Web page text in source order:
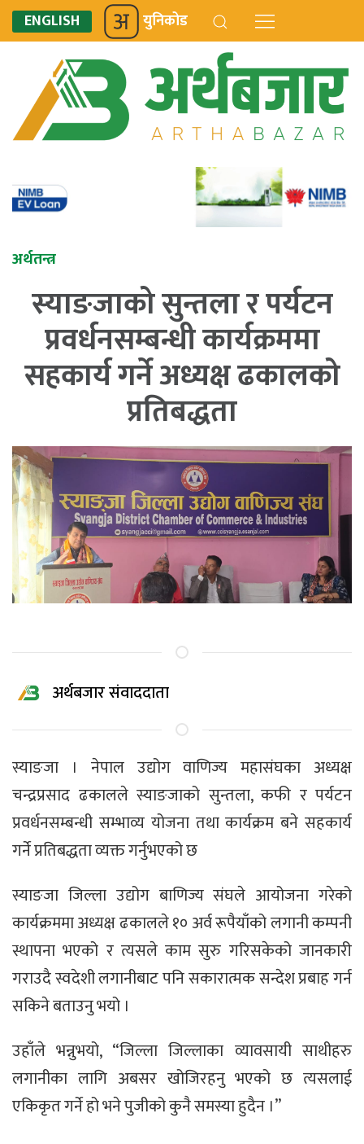
ENGLISH युनिकोड
अर्थतन्त्र
स्याङजाको सुन्तला र पर्यटन
प्रवर्धनसम्बन्धी कार्यक्रममा
सहकार्य गर्ने अध्यक्ष ढकालको
प्रतिबद्धता
अर्थबजार संवाददाता
स्याङजा । नेपाल उद्योग वाणिज्य महासंघका अध्यक्ष
चन्द्रप्रसाद ढकालले स्याङजाको सुन्तला, कफी र पर्यटन
प्रवर्धनसम्बन्धी सम्भाव्य योजना तथा कार्यक्रम बने सहकार्य
गर्ने प्रतिबद्धता व्यक्त गर्नुभएको छ
स्याङजा जिल्ला उद्योग बाणिज्य संघले आयोजना गरेको
कार्यक्रममा अध्यक्ष ढकालले १० अर्व रूपैयाँको लगानी कम्पनी
स्थापना भएको र त्यसले काम सुरु गरिसकेको जानकारी
गराउदै स्वदेशी लगानीबाट पनि सकारात्मक सन्देश प्रबाह गर्न
सकिने बताउनु भयो ।
उहाँले भन्नुभयो, “जिल्ला जिल्लाका व्यावसायी साथीहरु
लगानीका लागि अबसर खोजिरहनु भएको छ त्यसलाई
एकिकृत गर्ने हो भने पुजीको कुनै समस्या हुदैन ।”